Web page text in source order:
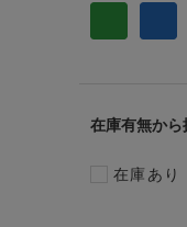
在庫有無
在庫あり